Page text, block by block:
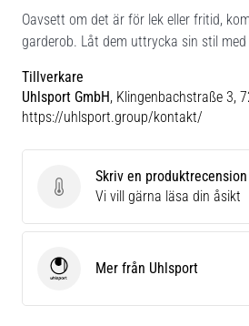
Oavsett om det är för lek eller fritid,
garderob. Låt dem uttrycka sin stil
Tillverkare
Uhlsport GmbH, Klingenbachstraße 3,
https://uhlsport.group/kontakt/
Skriv en produktrecension
Skriv en produktrecension
Vi vill gärna läsa din åsikt
UhlsportMer från Uhlsport